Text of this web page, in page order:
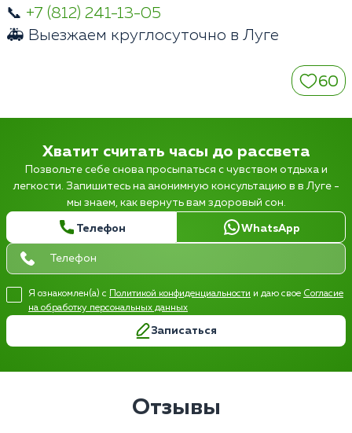
📞 +7 (812) 241-13-05
🚑 Выезжаем круглосуточно в Луге
60
Хватит считать часы до рассвета
Позвольте себе снова просыпаться с чувством отдыха и
легкости. Запишитесь на анонимную консультацию в в Луге -
мы знаем, как вернуть вам здоровый сон.
Телефон WhatsApp
Я ознакомлен(а) с Политикой конфиденциальности и даю свое Согласие
на обработку персональных данных
Записаться
Отзывы